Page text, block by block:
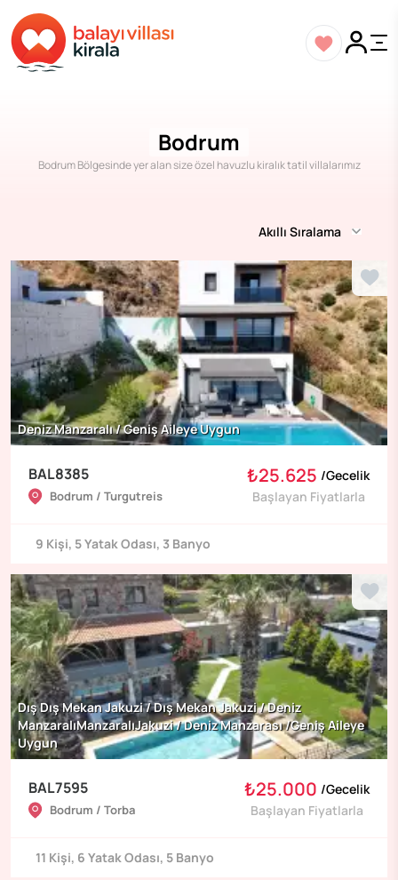
Bodrum
Bodrum Bölgesinde yer alan size özel havuzlu kiralık tatil villalarımız
Akıllı Sıralama
Deniz Manzaralı / Geniş Aileye Uygun
BAL8385
Bodrum / Turgutreis
₺25.625 /Gecelik
Başlayan Fiyatlarla
9 Kişi, 5Yatak Odası, 3 Banyo
Dış Dış Mekan Jakuzi / Dış Mekan Jakuzi / Deniz
ManzaralıManzaralıJakuzi / Deniz Manzarası /Geniş Aileye
Uygun
BAL7595
Bodrum / Torba
₺25.000 /Gecelik
Başlayan Fiyatlarla
11 Kişi, 6 Yatak Odası, 5 Banyo